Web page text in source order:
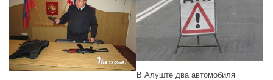
В Алуште два автомобиля